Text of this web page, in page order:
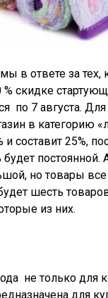
в ответе за тех,
скидке
по 7 августа.
в категорию
и составит 25%,
постоянной.
но товары
шесть
из них.
не только для
для